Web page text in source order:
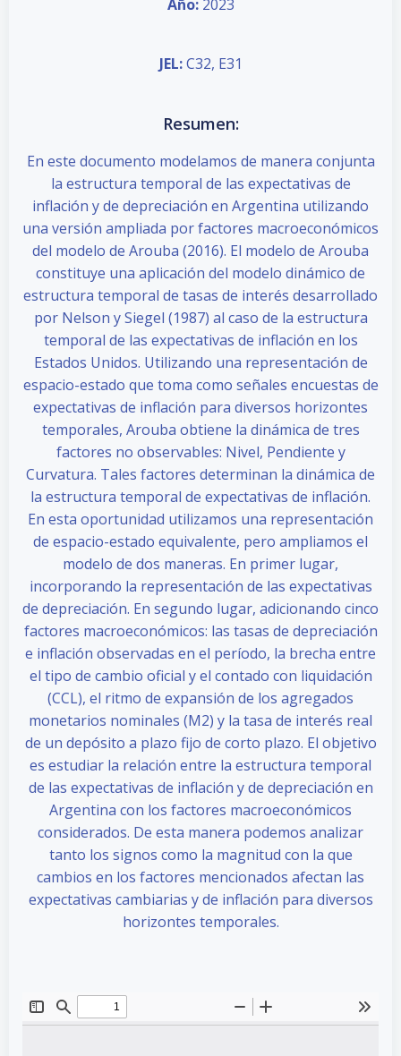
Año:2023
JEL:C32, E31
Resumen:
En este documento modelamos de manera conjunta
la estructura temporal de las expectativas de
inflación y de depreciación en Argentina utilizando
una versión ampliada por factores macroeconómicos
del modelo de Arouba (2016). El modelo de Arouba
constituye una aplicación del modelo dinámico de
estructura temporal de tasas de interés desarrollado
por Nelson y Siegel (1987) al caso de la estructura
temporal de las expectativas de inflación en los
Estados Unidos. Utilizando una representación de
espacio-estado que toma como señales encuestas de
expectativas de inflación para diversos horizontes
temporales, Arouba obtiene la dinámica de tres
factores no observables: Nivel, Pendiente y
Curvatura. Tales factores determinan la dinámica de
la estructura temporal de expectativas de inflación.
En esta oportunidad utilizamos una representación
de espacio-estado equivalente, pero ampliamos el
modelo de dos maneras. En primer lugar,
incorporando la representación de las expectativas
de depreciación. En segundo lugar, adicionando cinco
factores macroeconómicos: las tasas de depreciación
e inflación observadas en el período, la brecha entre
el tipo de cambio oficial y el contado con liquidación
(CCL), el ritmo de expansión de los agregados
monetarios nominales (M2) y la tasa de interés real
de un depósito a plazo fijo de corto plazo. El objetivo
es estudiar la relación entre la estructura temporal
de las expectativas de inflación y de depreciación en
Argentina con los factores macroeconómicos
considerados. De esta manera podemos analizar
tanto los signos como la magnitud con la que
cambios en los factores mencionados afectan las
expectativas cambiarias y de inflación para diversos
horizontes temporales.